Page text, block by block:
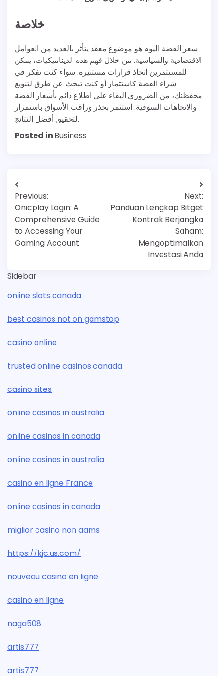
خلاصة
سعر الفضة اليوم هو موضوع معقد يتأثر بالعديد من العوامل
الاقتصادية والسياسية. من خلال فهم هذه الديناميكيات، يمكن
للمستثمرين اتخاذ قرارات مستنيرة. سواء كنت تفكر في
شراء الفضة كاستثمار أو كنت تبحث عن طرق لتنويع
محفظتك، من الضروري البقاء على اطلاع دائم بأسعار الفضة
والاتجاهات السوقية. استثمر بحذر وراقب الأسواق باستمرار
لتحقيق أفضل النتائج.
Posted in Business
Post
navigation
Previous:
Onicplay Login: A
Comprehensive Guide
to Accessing Your
Gaming Account
Next:
Panduan Lengkap Bitget
Kontrak Berjangka
Saham:
Mengoptimalkan
Investasi Anda
Sidebar
online slots canada
best casinos not on gamstop
casino online
trusted online casinos canada
casino sites
online casinos in australia
online casinos in canada
online casinos in australia
casino en ligne France
online casinos in canada
miglior casino non aams
https://kjc.us.com/
nouveau casino en ligne
casino en ligne
naga508
artis777
artis777